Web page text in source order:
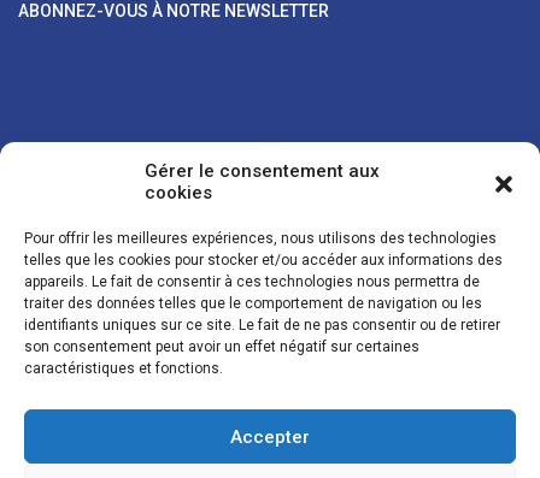
Gérer le consentement aux
cookies
Pour offrir les meilleures expériences, nous utilisons des technologies
telles que les cookies pour stocker et/ou accéder aux informations des
appareils. Le fait de consentir à ces technologies nous permettra de
traiter des données telles que le comportement de navigation ou les
identifiants uniques sur ce site. Le fait de ne pas consentir ou de retirer
son consentement peut avoir un effet négatif sur certaines
caractéristiques et fonctions.
Accepter
ABONNEZ-VOUS À NOTRE NEWSLETTER
Vos coordonnées sont uniquement utilisées pour vous envoyer des
lettres d'information sur nos activités. Vous pouvez à tout moment
utiliser le lien de désinscription figurant dans la lettre d'information.
© LES NOUVELLES DE LA BOULANGERIE - Tous droits réservés - Réalisation :
Josh Digital